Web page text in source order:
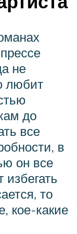
не
любит
до
все
в
он все
то
кое-какие